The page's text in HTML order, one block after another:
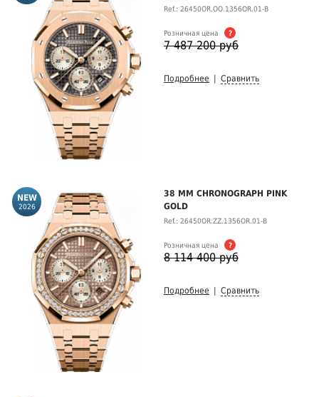
Ref.: 26450OR.OO.1356OR.01-B
Розничная цена ?
7 487 200 руб
Подробнее Сравнить
2026
38 MM CHRONOGRAPH PINK
GOLD
Ref.: 26450OR.ZZ.1356OR.01-B
Розничная цена ?
8 114 400 руб
Подробнее Сравнить